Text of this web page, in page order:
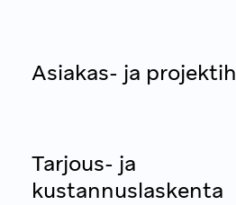
Asiakas- ja
Tarjous- ja
kustannuslaskenta